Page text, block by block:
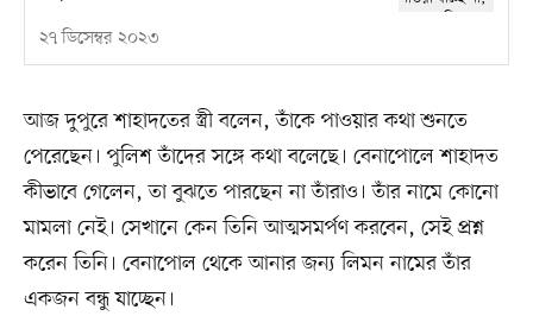
২৭ ডিসেম্বর ২০২৩
আজ দুপুরে শাহাদতের স্ত্রী বলেন, তাঁকে পাওয়ার কথা শুনতে
পেরেছেন। পুলিশ তাঁদের সঙ্গে কথা বলেছে। বেনাপোলে শাহাদত
কীভাবে গেলেন, তা বুঝতে পারছেন না তাঁরাও। তাঁর নামে কোনো
মামলা নেই। সেখানে কেন তিনি আত্মসমর্পণ করবেন, সেই প্রশ্ন
করেন তিনি। বেনাপোল থেকে আনার জন্য লিমন নামের তাঁর
একজন বন্ধু যাচ্ছেন।